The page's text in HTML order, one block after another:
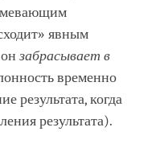
явным
забрасывает в
временно
результата, когда
результата).